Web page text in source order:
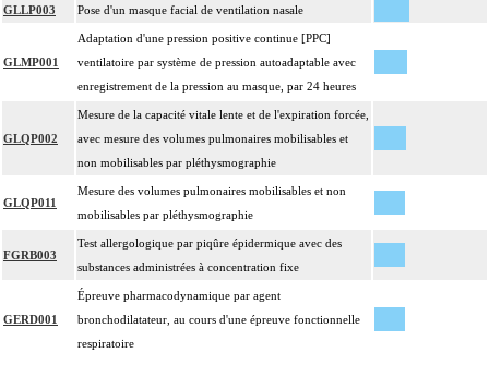
GLLP003 Pose d'un masque facial de ventilation nasale
GLMP001
Adaptation d'une pression positive continue [PPC]
ventilatoire par système de pression autoadaptable avec
enregistrement de la pression au masque, par 24 heures
GLQP002
Mesure de la capacité vitale lente et de l'expiration forcée,
avec mesure des volumes pulmonaires mobilisables et
non mobilisables par pléthysmographie
GLQP011
Mesure des volumes pulmonaires mobilisables et non
mobilisables par pléthysmographie
FGRB003
Test allergologique par piqûre épidermique avec des
substances administrées à concentration fixe
GERD001
Épreuve pharmacodynamique par agent
bronchodilatateur, au cours d'une épreuve fonctionnelle
respiratoire